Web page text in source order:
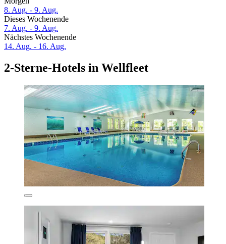
8. Aug. - 9. Aug.
Dieses Wochenende
7. Aug. - 9. Aug.
Nächstes Wochenende
14. Aug. - 16. Aug.
2-Sterne-Hotels in Wellfleet